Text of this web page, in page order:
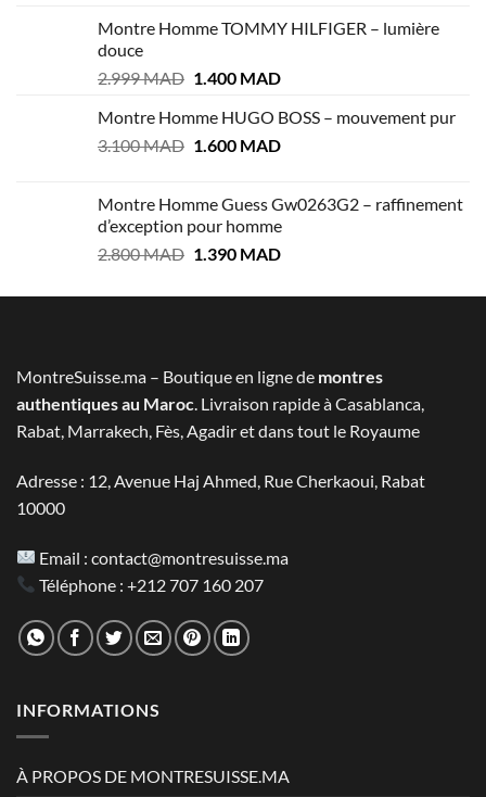
était :
est :
Montre Homme TOMMY HILFIGER – lumière
douce
2.999MAD Le
initial
était :
1.400 MADLe
actuel
est :
Montre Homme HUGO BOSS – mouvement pur
3.100MAD Le
était :
3.100 MAD.
1.600 MADLe
est :
1.600 MAD.
Montre Homme Guess Gw0263G2 – raffinement
d’exception pour homme
2.800MAD Le
initial
1.390 MADLe
actuel
MontreSuisse.ma – Boutique en ligne de montres
authentiques au Maroc. Livraison rapide à Casablanca,
Rabat, Marrakech, Fès, Agadir et dans tout le Royaume
Adresse : 12, Avenue Haj Ahmed, Rue Cherkaoui, Rabat
10000
Email :contact@montresuisse.ma
Téléphone :+212 707 160 207
INFORMATIONS
À PROPOS DE MONTRESUISSE.MA